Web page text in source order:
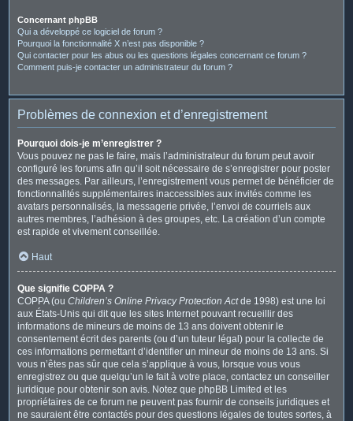
Concernant phpBB
Qui a développé ce logiciel de forum ?
Pourquoi la fonctionnalité X n’est pas disponible ?
Qui contacter pour les abus ou les questions légales concernant ce forum ?
Comment puis-je contacter un administrateur du forum ?
Problèmes de connexion et d’enregistrement
Pourquoi dois-je m’enregistrer ?
Vous pouvez ne pas le faire, mais l’administrateur du forum peut avoir
configuré les forums afin qu’il soit nécessaire de s’enregistrer pour poster
des messages. Par ailleurs, l’enregistrement vous permet de bénéficier de
fonctionnalités supplémentaires inaccessibles aux invités comme les
avatars personnalisés, la messagerie privée, l’envoi de courriels aux
autres membres, l’adhésion à des groupes, etc. La création d’un compte
est rapide et vivement conseillée.
Haut
Que signifie COPPA ?
COPPA (ou Children’s Online Privacy Protection Actde 1998) est une loi
aux États-Unis qui dit que les sites Internet pouvant recueillir des
informations de mineurs de moins de 13 ans doivent obtenir le
consentement écrit des parents (ou d’un tuteur légal) pour la collecte de
ces informations permettant d’identifier un mineur de moins de 13 ans. Si
vous n’êtes pas sûr que cela s’applique à vous, lorsque vous vous
enregistrez ou que quelqu’un le fait à votre place, contactez un conseiller
juridique pour obtenir son avis. Notez que phpBB Limited et les
propriétaires de ce forum ne peuvent pas fournir de conseils juridiques et
ne sauraient être contactés pour des questions légales de toutes sortes, à